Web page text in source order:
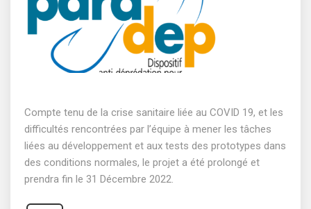
Compte tenu de la crise sanitaire liée au COVID 19, et les
difficultés rencontrées par l’équipe à mener les tâches
liées au développement et aux tests des prototypes dans
des conditions normales, le projet a été prolongé et
prendra fin le 31 Décembre 2022.